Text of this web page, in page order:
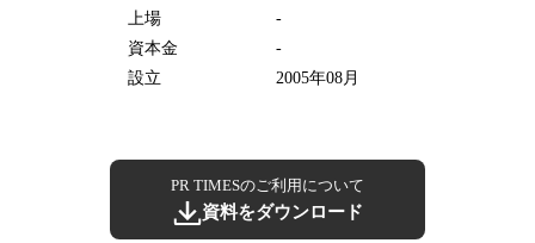
上場
-
資本金
-
設立
2005年08月
PR TIMESのご利用について
資料をダウンロード